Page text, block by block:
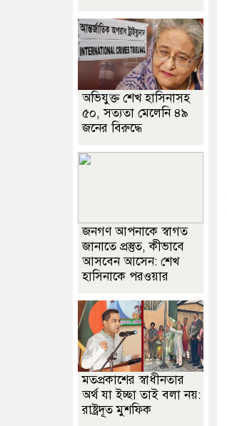
অভিযুক্ত শেখ হাসিনাসহ
৫০, সত্যতা মেলেনি ৪৯
জনের বিরুদ্ধে
জনগণ আপনাকে স্বাগত
জানাতে প্রস্তুত, কীভাবে
আসবেন আসেন: শেখ
হাসিনাকে পরওয়ার
মতপ্রকাশের স্বাধীনতার
অর্থ যা ইচ্ছা তাই বলা নয়:
রাষ্ট্রদূত মুশফিক